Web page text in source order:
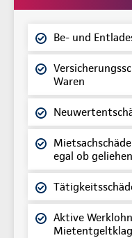
Be- und
Waren
egal ob
Aktive